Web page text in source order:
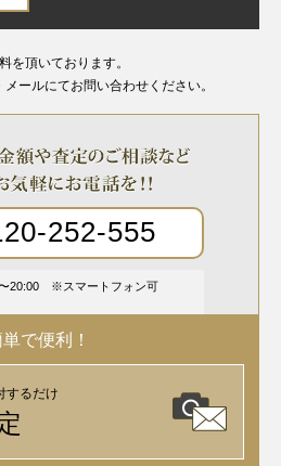
を頂いております。
ールにてお問い合わせください。
252-555
20:00 スマートフォン可
で便利！
するだけ